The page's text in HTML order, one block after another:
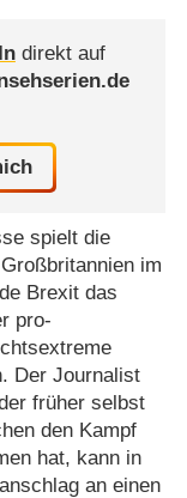
direkt auf
spielt die
im
Brexit das
pro-
Der Journalist
früher selbst
den Kampf
hat, kann in
an einen